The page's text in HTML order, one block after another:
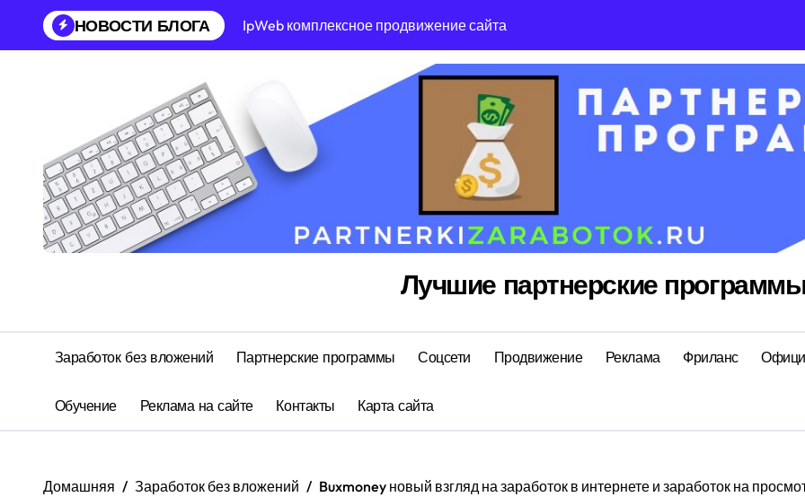
НОВОСТИ БЛОГА IpWeb комплексное продвижение сайта Reg Ru топ
Лучшие партнерские
Заработок без вложений Партнерские программы Соцсети Продвижение Реклама Фриланс
Обучение Реклама на сайте Контакты Карта сайта
Домашняя Заработок без вложений Buxmoney новый взгляд на заработок в интернете и заработок на